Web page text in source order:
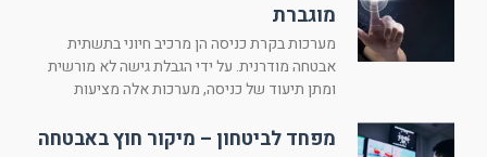
מוגברת
מערכות בקרת כניסה הן מרכיב חיוני בתשתית
אבטחה מודרנית. על ידי הגבלת גישה לא מורשית
ומתן תיעוד של כניסה, מערכות אלה מציעות
מפחד לביטחון – מיקור חוץ באבטחה